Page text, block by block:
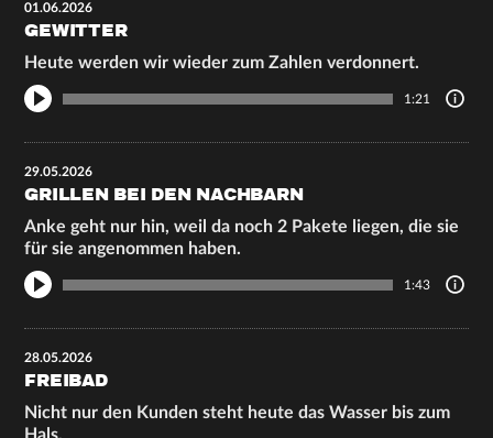
01.06.2026
GEWITTER
Heute werden wir wieder zum Zahlen verdonnert.
1:21
29.05.2026
GRILLEN BEI DEN NACHBARN
Anke geht nur hin, weil da noch 2 Pakete liegen, die sie
für sie angenommen haben.
1:43
28.05.2026
FREIBAD
Nicht nur den Kunden steht heute das Wasser bis zum